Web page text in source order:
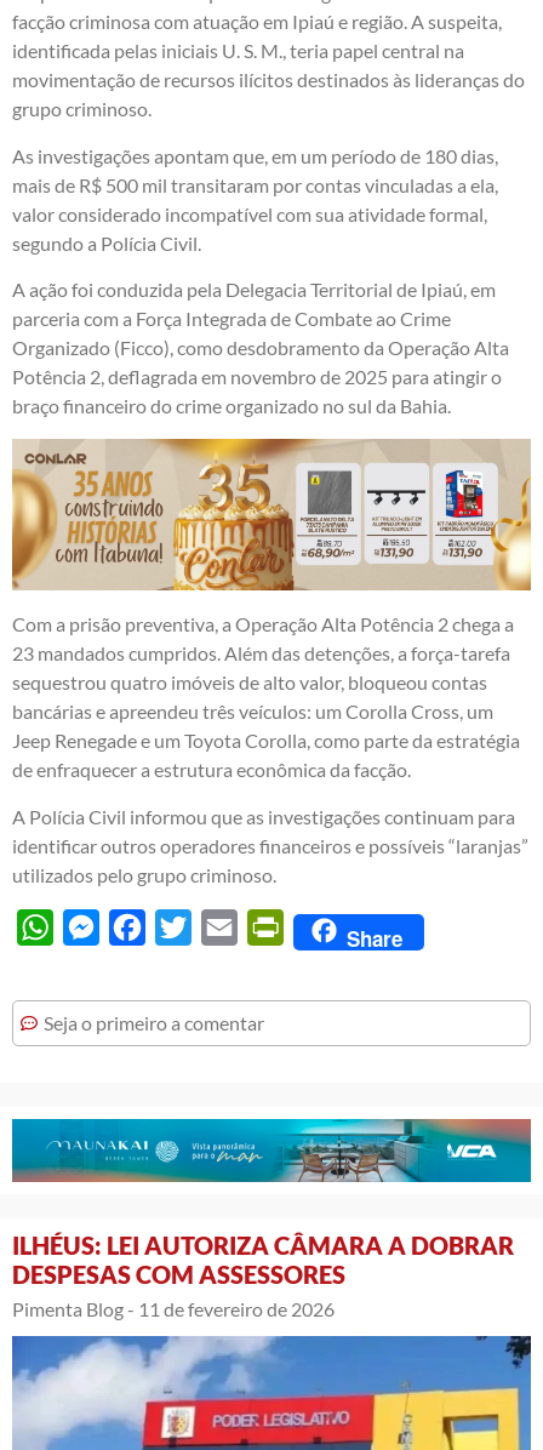
facção criminosa com atuação em Ipiaú e região. A suspeita,
identificada pelas iniciais U. S. M., teria papel central na
movimentação de recursos ilícitos destinados às lideranças do
grupo criminoso.
As investigações apontam que, em um período de 180 dias,
mais de R$ 500 mil transitaram por contas vinculadas a ela,
valor considerado incompatível com sua atividade formal,
segundo a Polícia Civil.
A ação foi conduzida pela Delegacia Territorial de Ipiaú, em
parceria com a Força Integrada de Combate ao Crime
Organizado (Ficco), como desdobramento da Operação Alta
Potência 2, deflagrada em novembro de 2025 para atingir o
braço financeiro do crime organizado no sul da Bahia.
Com a prisão preventiva, a Operação Alta Potência 2 chega a
23 mandados cumpridos. Além das detenções, a força-tarefa
sequestrou quatro imóveis de alto valor, bloqueou contas
bancárias e apreendeu três veículos: um Corolla Cross, um
Jeep Renegade e um Toyota Corolla, como parte da estratégia
de enfraquecer a estrutura econômica da facção.
A Polícia Civil informou que as investigações continuam para
identificar outros operadores financeiros e possíveis “laranjas”
utilizados pelo grupo criminoso.
WhatsAppMessengerFacebook
Twitter Email PrintFriendly
Share
Seja o primeiro a comentar
ILHÉUS: LEI AUTORIZA CÂMARA A DOBRAR
DESPESAS COM ASSESSORES
Pimenta Blog - 11 de fevereiro de 2026